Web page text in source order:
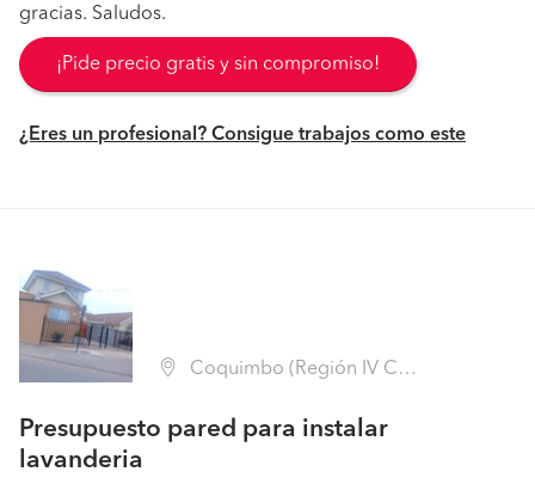
gracias. Saludos.
¡Pide precio gratis y sin compromiso!
¿Eres un profesional? Consigue trabajos como este
Coquimbo (Región IV Coquimbo - Elqui)
Presupuesto pared para instalar
lavanderia